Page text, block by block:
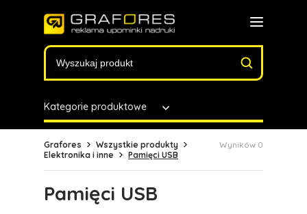
Kategorie produktowe
Grafores
Wszystkie produkty
Elektronika i inne
Pamięci USB
Wyników 0
Pamięci USB